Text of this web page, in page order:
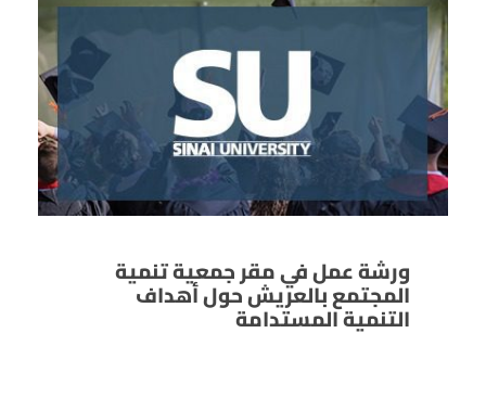
ورشة عمل في مقر جمعية تنمية
المجتمع بالعريش حول أهداف
التنمية المستدامة